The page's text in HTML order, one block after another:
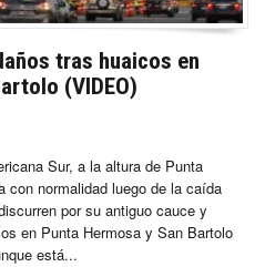
tras huaicos en
(VIDEO)
Sur, a la altura de Punta
con normalidad luego de la caída
por su antiguo cauce y
en Punta Hermosa y San Bartolo
está...